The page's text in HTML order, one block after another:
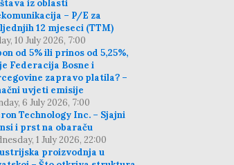
iz oblasti
– P/E za
12 mjeseci (TTM)
10 July 2026, 7:00
od 5% ili prinos od 5,25%,
Federacija Bosne i
zapravo platila? –
uvjeti emisije
6 July 2026, 7:00
Technology Inc. – Sjajni
i prst na obaraču
1 July 2026, 22:00
proizvodnja u